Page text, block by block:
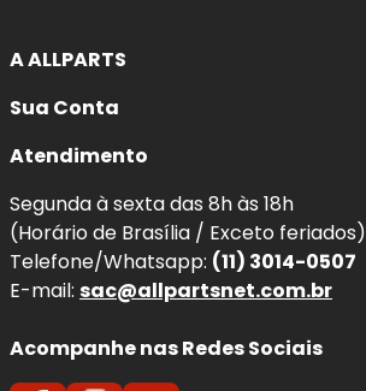
A ALLPARTS
Sua Conta
Atendimento
Segunda à sexta das 8h às 18h
(Horário de Brasília / Exceto feriados)
Telefone/Whatsapp: (11) 3014-0507
E-mail: sac@allpartsnet.com.br
Acompanhe nas Redes Sociais